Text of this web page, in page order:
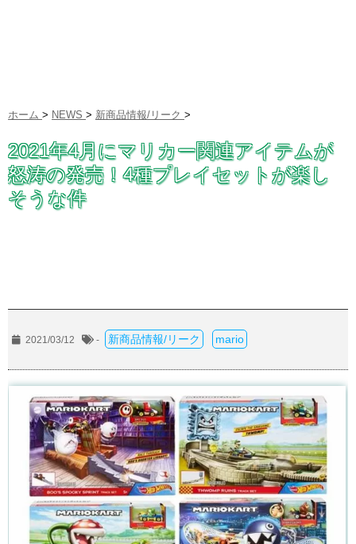
ホーム > NEWS > 新商品情報/リーク >
2021年4月にマリカー関連アイテムが
怒涛の発売！4種プレイセットが楽し
そうな件
2021/03/12 - 新商品情報/リーク mario